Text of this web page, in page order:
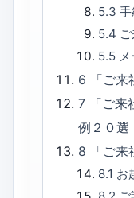
5.3
5.4
5.5
6
「ご
7
「ご
例２０選
8
「ご
8.1 お